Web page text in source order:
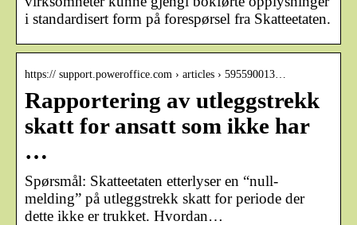
i standardisert form på forespørsel fra Skatteetaten.
https:// support.poweroffice.com › articles › 595590013…
Rapportering av utleggstrekk
skatt for ansatt som ikke har
…
Spørsmål: Skatteetaten etterlyser en “null-
melding” på utleggstrekk skatt for periode der
dette ikke er trukket. Hvordan…